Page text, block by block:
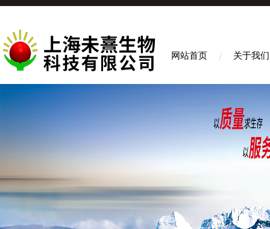
网站首页 关于我们